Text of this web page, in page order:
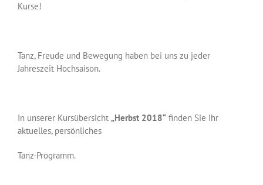
Kurse!
Tanz, Freude und Bewegung haben bei uns zu jeder
Jahreszeit Hochsaison.
In unserer Kursübersicht „Herbst 2018“ finden Sie Ihr
aktuelles, persönliches
Tanz-Programm.